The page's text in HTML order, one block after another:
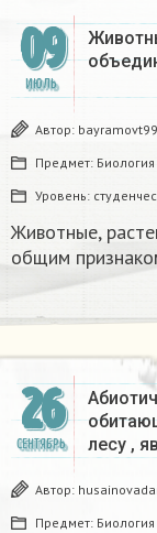
09
ИЮЛЬ
Автор:
Предмет: Биология
Уровень:
Животные,
общим
26
СЕНТЯБРЬ
лесу ,
Автор:
Предмет: Биология